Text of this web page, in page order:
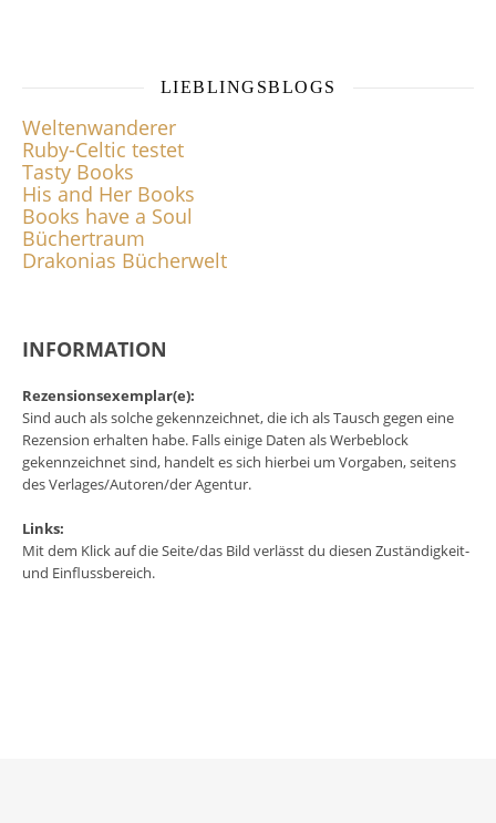
LIEBLINGSBLOGS
Weltenwanderer
Ruby-Celtic testet
Tasty Books
His and Her Books
Books have a Soul
Büchertraum
Drakonias Bücherwelt
INFORMATION
Rezensionsexemplar(e):
Sind auch als solche gekennzeichnet, die ich als Tausch gegen eine
Rezension erhalten habe. Falls einige Daten als Werbeblock
gekennzeichnet sind, handelt es sich hierbei um Vorgaben, seitens
des Verlages/Autoren/der Agentur.
Links:
Mit dem Klick auf die Seite/das Bild verlässt du diesen Zuständigkeit-
und Einflussbereich.